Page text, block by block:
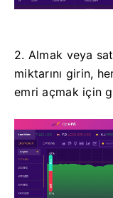
2. Almak veya
miktarını girin,
emri açmak için